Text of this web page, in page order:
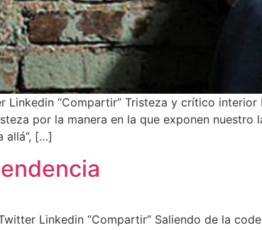
“Compartir” Tristeza y crítico interior
por la manera en la que exponen
allá”, […]
Linkedin “Compartir” Saliendo de la